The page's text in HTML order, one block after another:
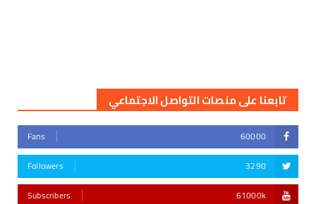
تابعنا على منصات التواصل الاجتماعي
60000
Fans
3290
Followers
61000k
Subscribers